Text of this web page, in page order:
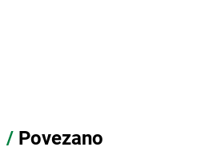
/ Povezano